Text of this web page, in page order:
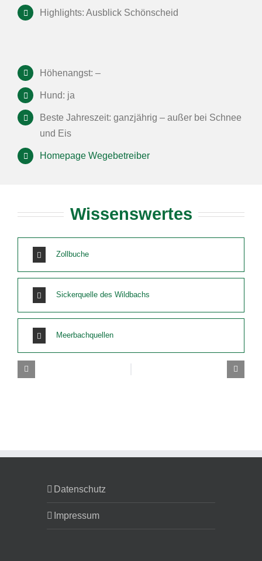
Highlights: Ausblick Schönscheid
Höhenangst: –
Hund: ja
Beste Jahreszeit: ganzjährig – außer bei Schnee
und Eis
Homepage Wegebetreiber
Wissenswertes
Zollbuche
Sickerquelle des Wildbachs
Meerbachquellen
Datenschutz
Impressum